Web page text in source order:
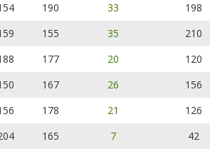
190 33 198
155 35 210
177 20 120
167 26 156
178 21 126
165 7 42